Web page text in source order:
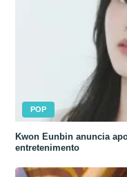
POP
Kwon Eunbin anuncia
entretenimento